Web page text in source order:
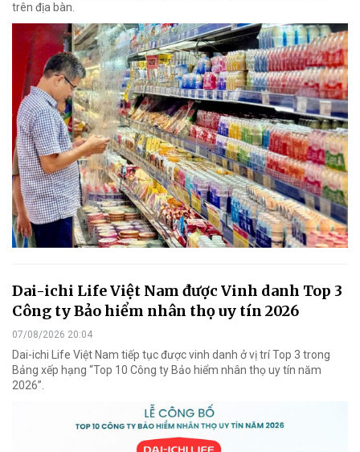
trên địa bàn.
Dai-ichi Life Việt Nam được Vinh danh Top 3
Công ty Bảo hiểm nhân thọ uy tín 2026
07/08/2026 20:04
Dai-ichi Life Việt Nam tiếp tục được vinh danh ở vị trí Top 3 trong
Bảng xếp hạng “Top 10 Công ty Bảo hiểm nhân thọ uy tín năm
2026”.